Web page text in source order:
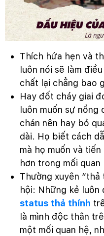
Thích hứa hẹn và
luôn nói sẽ làm
chất lại chẳng bao
Hay đốt cháy giai
luôn muốn sự
chán nên hay bỏ
dài. Họ biết cách
mà họ muốn và
hơn trong mối quan
Thường xuyên “thả
hội: Những kẻ luôn
status thả thính
là mình độc thân
một mối quan hệ,